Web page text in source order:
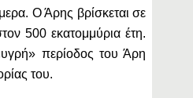
Ο Άρης βρίσκεται σε
500 εκατομμύρια έτη.
περίοδος του Άρη
του.